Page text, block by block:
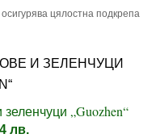
цялостна подкрепа
„Guozhen“
лв.